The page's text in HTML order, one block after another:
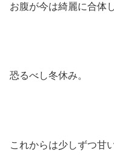
お腹が今は綺麗に合体
恐るべし冬休み。
これからは少しずつ甘